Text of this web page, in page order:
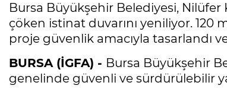
Bursa Büyükşehir Belediyesi,
çöken istinat duvarını yeniliyor. 120
proje güvenlik amacıyla tasarlandı
BURSA (İGFA) - Bursa Büyükşehir
genelinde güvenli ve sürdürülebilir